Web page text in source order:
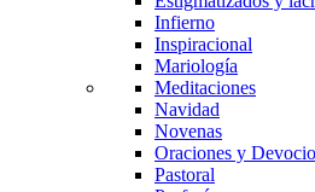
Infierno
Inspiracional
Mariología
Meditaciones
Navidad
Novenas
Oraciones y
Pastoral